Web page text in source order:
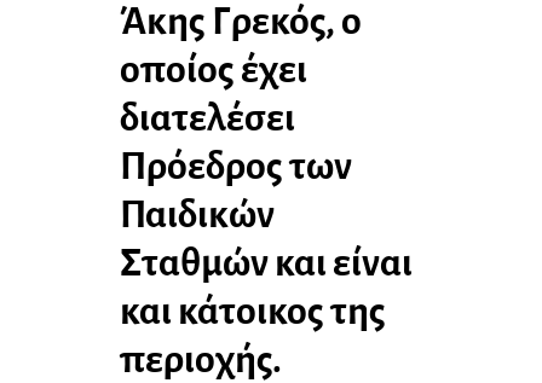
Άκης Γρεκός, ο
οποίος έχει
διατελέσει
Πρόεδρος των
Παιδικών
Σταθμών και είναι
και κάτοικος της
περιοχής.